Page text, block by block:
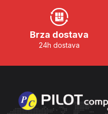
Brza dostava
24h dostava